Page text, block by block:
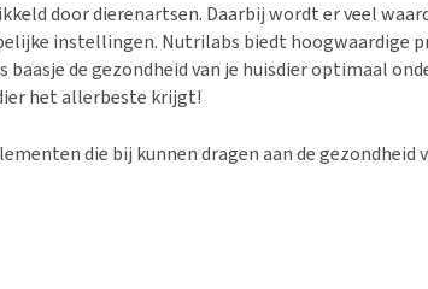
door dierenartsen. Daarbij wordt er veel
instellingen. Nutrilabs biedt hoogwaardige
baasje de gezondheid van je huisdier optimaal
het allerbeste krijgt!
die bij kunnen dragen aan de gezondheid